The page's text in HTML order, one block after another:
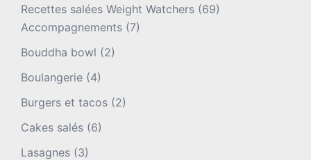
Recettes salées Weight Watchers (69)
Accompagnements (7)
Bouddha bowl (2)
Boulangerie (4)
Burgers et tacos (2)
Cakes salés (6)
Lasagnes (3)